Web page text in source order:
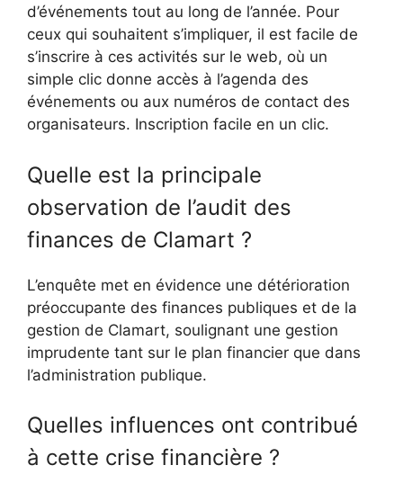
d’événements tout au long de l’année. Pour
ceux qui souhaitent s’impliquer, il est facile de
s’inscrire à ces activités sur le web, où un
simple clic donne accès à l’agenda des
événements ou aux numéros de contact des
organisateurs. Inscription facile en un clic.
Quelle est la principale
observation de l’audit des
finances de Clamart ?
L’enquête met en évidence une détérioration
préoccupante des finances publiques et de la
gestion de Clamart, soulignant une gestion
imprudente tant sur le plan financier que dans
l’administration publique.
Quelles influences ont contribué
à cette crise financière ?